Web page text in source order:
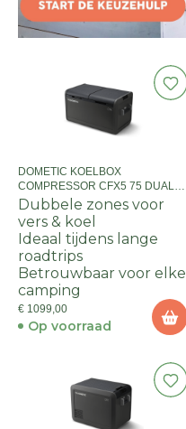
DOMETIC KOELBOX
COMPRESSOR CFX5 75 DUAL
ZONE
Dubbele zones voor
vers & koel
Ideaal tijdens lange
roadtrips
Betrouwbaar voor elke
camping
€ 1099,00
Op voorraad